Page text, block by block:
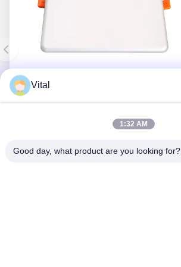
Erhalten Sie besten Preis
Vital
1:32 AM
Good day, what product are you looking for?